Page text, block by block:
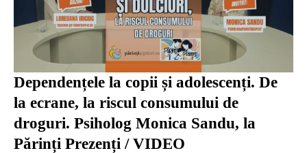
Dependențele la copii și adolescenți. De
la ecrane, la riscul consumului de
droguri. Psiholog Monica Sandu, la
Părinți Prezenți / VIDEO